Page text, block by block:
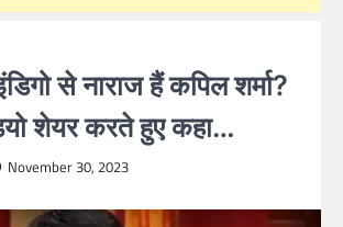
से नाराज हैं कपिल शर्मा?
शेयर करते हुए कहा…
November 30, 2023